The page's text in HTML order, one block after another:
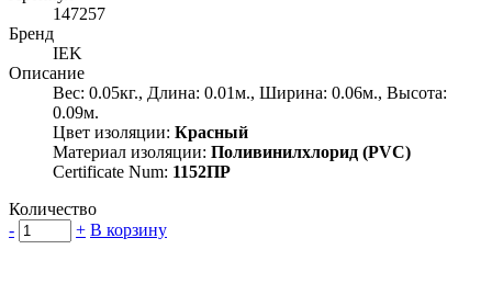
147257
Бренд
IEK
Описание
Вес: 0.05кг., Длина: 0.01м., Ширина: 0.06м., Высота:
0.09м.
Цвет изоляции: Красный
Материал изоляции: Поливинилхлорид (PVC)
Certificate Num: 1152ПР
Количество
-
+ В корзину